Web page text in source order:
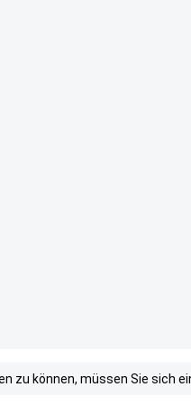
zu können, müssen Sie sich